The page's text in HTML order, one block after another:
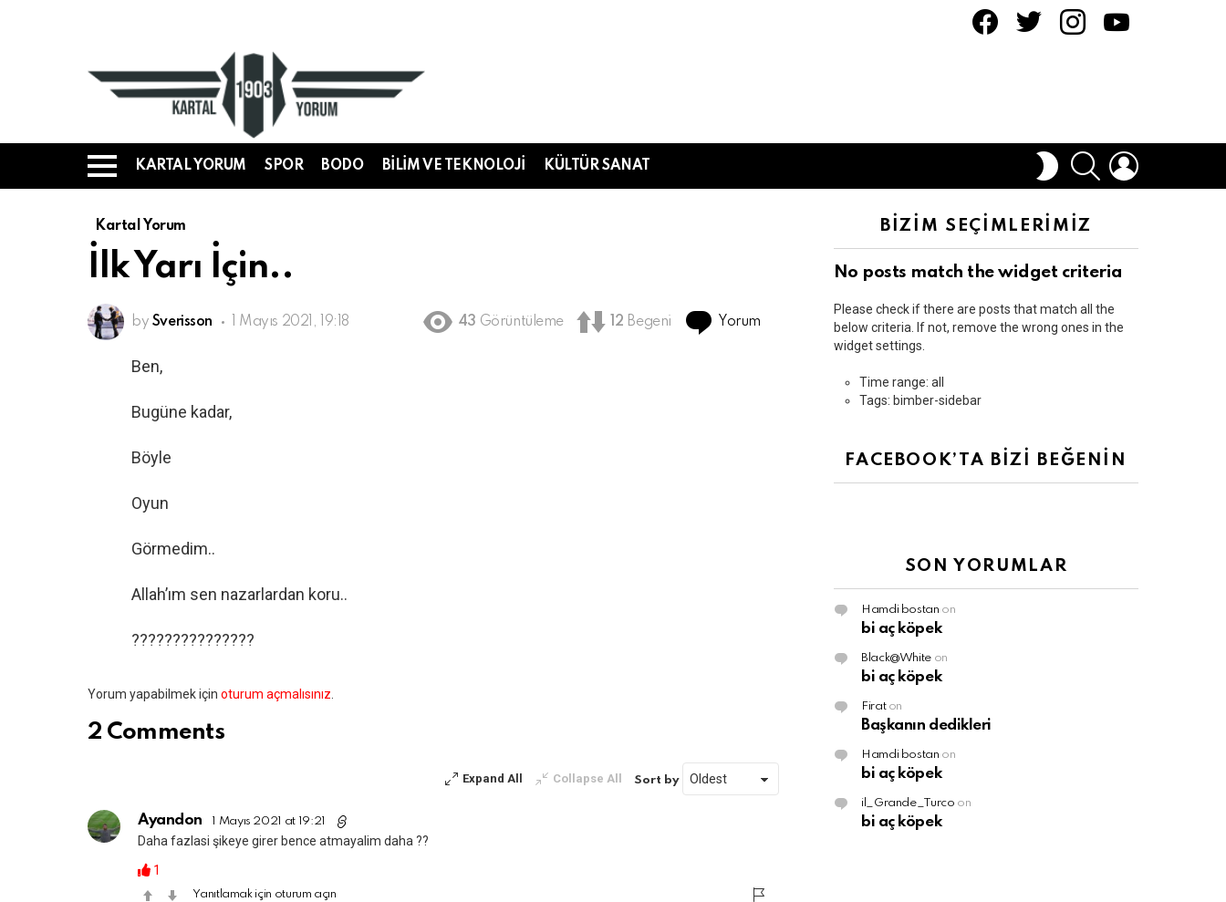
Menü
KARTAL YORUM SPOR BODO BILIM VE TEKNOLOJI KÜLTÜR SANAT
DIŞ
GÖRÜNÜMÜ
ARAMA
AÇ
Kartal Yorum
İlk Yarı İçin..
by Sverisson 1 Mayıs 2021, 19:18 43 Görüntüleme 12 Begeni Yorum
Ben,
Bugüne kadar,
Böyle
Oyun
Görmedim..
Allah’ım sen nazarlardan koru..
???????????????
Bir
yanıt
yazın
Yorum yapabilmek için oturum açmalısınız
2 Comments
Expand All Collapse All Sort by
Ayandon 1 Mayıs 2021 at 19:21
Daha fazlasi şikeye girer bence atmayalim daha ??
1
Yanıtlamak için oturum açın
BİZİM SEÇİMLERİMİZ
No posts match the widget criteria
Please check if there are posts that match all the
below criteria. If not, remove the wrong ones in the
widget settings.
Time range: all
Tags: bimber-sidebar
FACEBOOK’TA BİZİ BEĞENİN
SON YORUMLAR
Hamdi bostan on
bi aç köpek
Black@White on
bi aç köpek
Firaton
Başkanın dedikleri
Hamdi bostan on
bi aç köpek
il_Grande_Turco on
bi aç köpek